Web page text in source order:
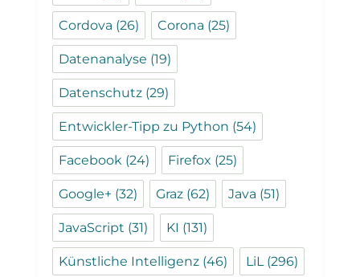
Cordova (26) Corona (25)
Datenanalyse (19)
Datenschutz (29)
Entwickler-Tipp zu Python (54)
Facebook (24) Firefox (25)
Google+ (32) Graz (62) Java (51)
JavaScript (31) KI (131)
Künstliche Intelligenz (46) LiL(296)